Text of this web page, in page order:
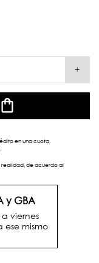
+
en una cuota.
realidad, de acuerdo al
y GBA
viernes
ese mismo